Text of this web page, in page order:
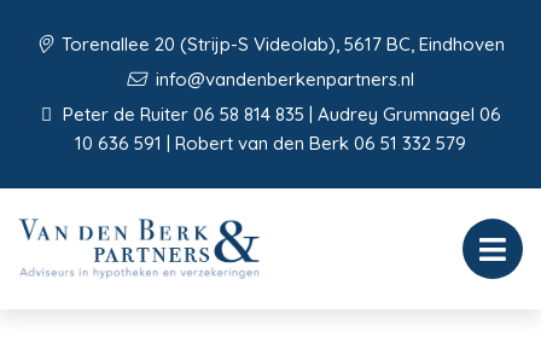
Torenallee 20 (Strijp-S Videolab), 5617 BC, Eindhoven
info@vandenberkenpartners.nl
Peter de Ruiter 06 58 814 835 | Audrey Grumnagel 06
10 636 591 | Robert van den Berk 06 51 332 579